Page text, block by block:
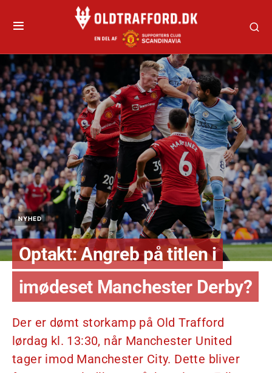
NYHED
Optakt: Angreb på titlen i
imødeset Manchester Derby?
Der er dømt storkamp på Old Trafford
lørdag kl. 13:30, når Manchester United
tager imod Manchester City. Dette bliver